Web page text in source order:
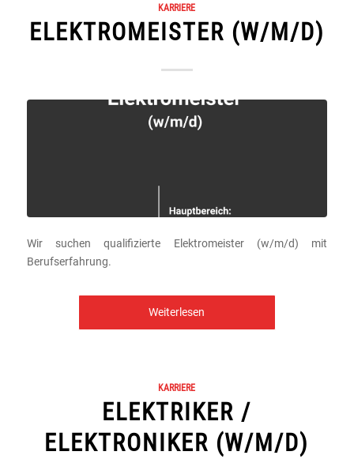
KARRIERE
ELEKTROMEISTER (W/M/D)
Wir suchen qualifizierte Elektromeister (w/m/d) mit
Berufserfahrung.
Weiterlesen
KARRIERE
ELEKTRIKER /
ELEKTRONIKER (W/M/D)